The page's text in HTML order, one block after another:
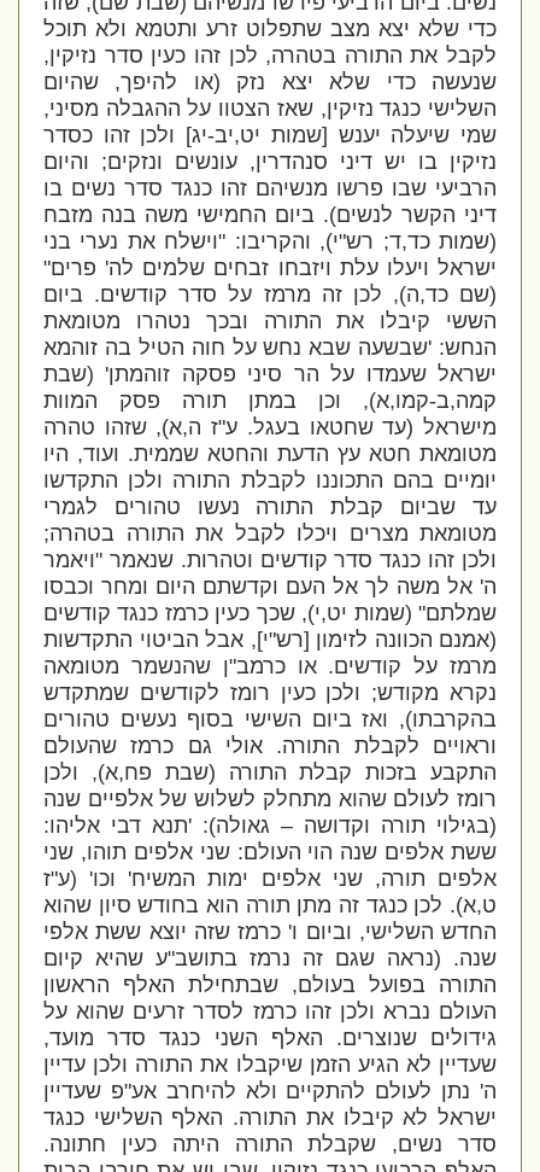
כדי שלא יצא מצב שתפלוט זרע ותטמא ולא תוכל
לקבל את התורה בטהרה, לכן זהו כעין סדר נזיקין,
שנעשה כדי שלא יצא נזק (או להיפך, שהיום
השלישי כנגד נזיקין, שאז הצטוו על ההגבלה מסיני,
שמי שיעלה יענש [שמות יט,יב-יג] ולכן זהו כסדר
נזיקין בו יש דיני סנהדרין, עונשים ונזקים; והיום
הרביעי שבו פרשו מנשיהם זהו כנגד סדר נשים בו
דיני הקשר לנשים). ביום החמישי משה בנה מזבח
(שמות כד,ד; רש"י), והקריבו: "וישלח את נערי בני
ישראל ויעלו עלת ויזבחו זבחים שלמים לה' פרים"
(שם כד,ה), לכן זה מרמז על סדר קודשים. ביום
הששי קיבלו את התורה ובכך נטהרו מטומאת
הנחש: 'שבשעה שבא נחש על חוה הטיל בה זוהמא
ישראל שעמדו על הר סיני פסקה זוהמתן' (שבת
קמה,ב-קמו,א), וכן במתן תורה פסק המוות
מישראל (עד שחטאו בעגל. ע"ז ה,א), שזהו טהרה
מטומאת חטא עץ הדעת והחטא שממית. ועוד, היו
יומיים בהם התכוננו לקבלת התורה ולכן התקדשו
עד שביום קבלת התורה נעשו טהורים לגמרי
מטומאת מצרים ויכלו לקבל את התורה בטהרה;
ולכן זהו כנגד סדר קודשים וטהרות. שנאמר "ויאמר
ה' אל משה לך אל העם וקדשתם היום ומחר וכבסו
שמלתם" (שמות יט,י), שכך כעין כרמז כנגד קודשים
(אמנם הכוונה לזימון [רש"י], אבל הביטוי התקדשות
מרמז על קודשים. או כרמב"ן שהנשמר מטומאה
נקרא מקודש; ולכן כעין רומז לקודשים שמתקדש
בהקרבתו), ואז ביום השישי בסוף נעשים טהורים
וראויים לקבלת התורה. אולי גם כרמז שהעולם
התקבע בזכות קבלת התורה (שבת פח,א), ולכן
רומז לעולם שהוא מתחלק לשלוש של אלפיים שנה
(בגילוי תורה וקדושה – גאולה): 'תנא דבי אליהו:
ששת אלפים שנה הוי העולם: שני אלפים תוהו, שני
אלפים תורה, שני אלפים ימות המשיח' וכו' (ע"ז
ט,א). לכן כנגד זה מתן תורה הוא בחודש סיון שהוא
החדש השלישי, וביום ו' כרמז שזה יוצא ששת אלפי
שנה. (נראה שגם זה נרמז בתושב"ע שהיא קיום
התורה בפועל בעולם, שבתחילת האלף הראשון
העולם נברא ולכן זהו כרמז לסדר זרעים שהוא על
גידולים שנוצרים. האלף השני כנגד סדר מועד,
שעדיין לא הגיע הזמן שיקבלו את התורה ולכן עדיין
ה' נתן לעולם להתקיים ולא להיחרב אע"פ שעדיין
ישראל לא קיבלו את התורה. האלף השלישי כנגד
סדר נשים, שקבלת התורה היתה כעין חתונה.